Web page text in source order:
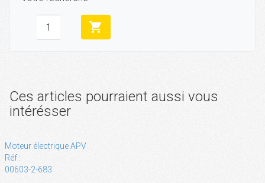
shopping_cart
Ces articles pourraient aussi vous
intérésser
Moteur électrique APV
Réf :
00603-2-683